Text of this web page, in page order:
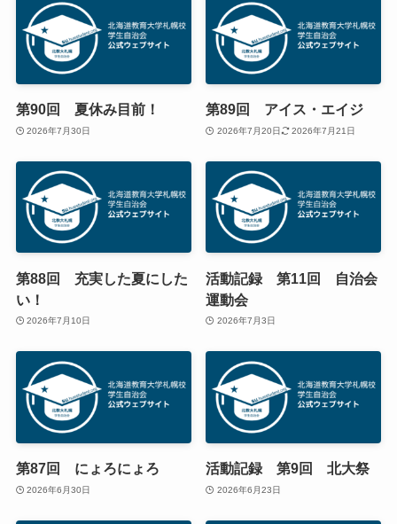
第90回 夏休み目前！
2026年7月30日
第89回 アイス・エイジ
2026年7月20日 2026年7月21日
第88回 充実した夏にした
い！
2026年7月10日
活動記録 第11回 自治会
運動会
2026年7月3日
第87回 にょろにょろ
2026年6月30日
活動記録 第9回 北大祭
2026年6月23日